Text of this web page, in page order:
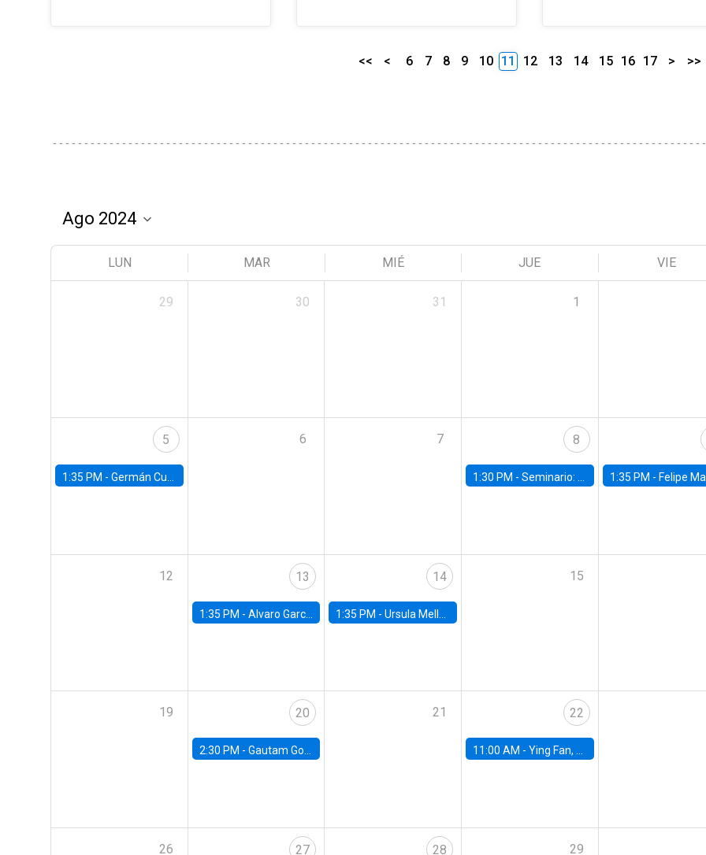
<< < 6 7 8 9 10 11 12 13 14 15 16 17 > >>
LUN MAR MIÉ JUE VIE
29 30 31 1
5
1:35 PM - Germán Cubas, University of Houston
6 7 8
1:30 PM -Seminario: “Recuperando la humanidad para progresar en la era de la IA» 1:35 PM - Felipe Martínez, alumno Doctorado en
12 13
1:35 PM - Alvaro Garcia-Marin, Universidad de Los Andes
14
1:35 PM -Ursula Mello, Insper - Institute of Education and Research
15
19 20
2:30 PM - Gautam Gowrisankaran, Columbia University
21 22
11:00 AM -Ying Fan, University of Michigan
26 27 28 29